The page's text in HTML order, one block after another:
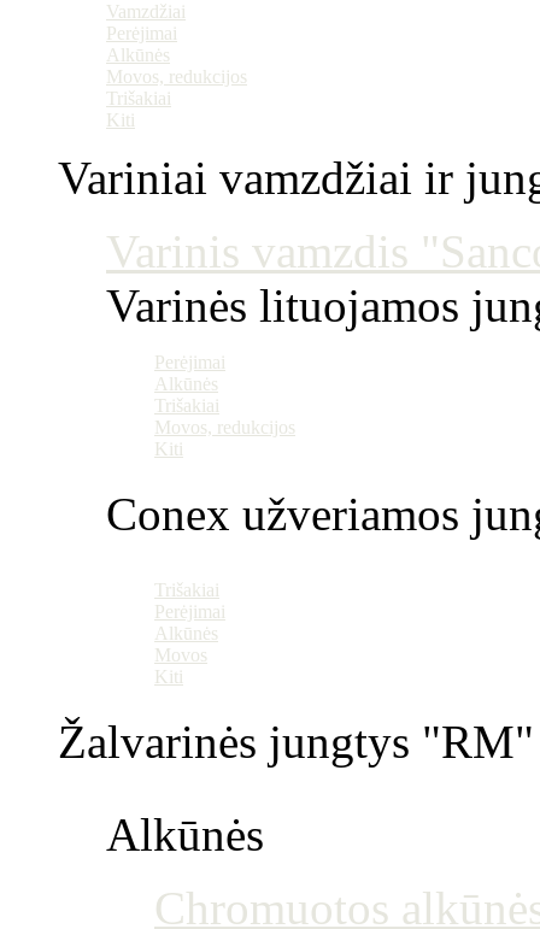
Vamzdžiai
Perėjimai
Alkūnės
Movos, redukcijos
Trišakiai
Kiti
Variniai vamzdžiai ir
Varinis vamzdis
Varinės lituojamos
Perėjimai
Alkūnės
Trišakiai
Movos, redukcijos
Kiti
Conex užveriamos
Trišakiai
Perėjimai
Alkūnės
Movos
Kiti
Žalvarinės jungtys
Alkūnės
Chromuotos